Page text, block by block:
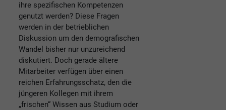
ihre spezifischen Kompetenzen
genutzt werden? Diese Fragen
werden in der betrieblichen
Diskussion um den demografischen
Wandel bisher nur unzureichend
diskutiert. Doch gerade ältere
Mitarbeiter verfügen über einen
reichen Erfahrungsschatz, den die
jüngeren Kollegen mit ihrem
„frischen“ Wissen aus Studium oder